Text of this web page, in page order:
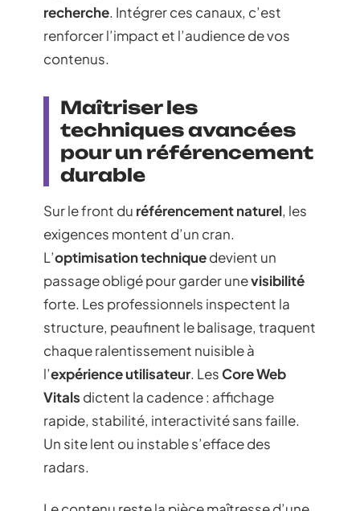
recherche. Intégrer ces canaux, c’est
renforcer l’impact et l’audience de vos
contenus.
Maîtriser les
techniques avancées
pour un référencement
durable
Sur le front du référencement naturel, les
exigences montent d’un cran.
L’optimisation techniquedevient un
passage obligé pour garder unevisibilité
forte. Les professionnels inspectent la
structure, peaufinent le balisage, traquent
chaque ralentissement nuisible à
l’expérience utilisateur. LesCore Web
Vitals dictent la cadence : affichage
rapide, stabilité, interactivité sans faille.
Un site lent ou instable s’efface des
radars.